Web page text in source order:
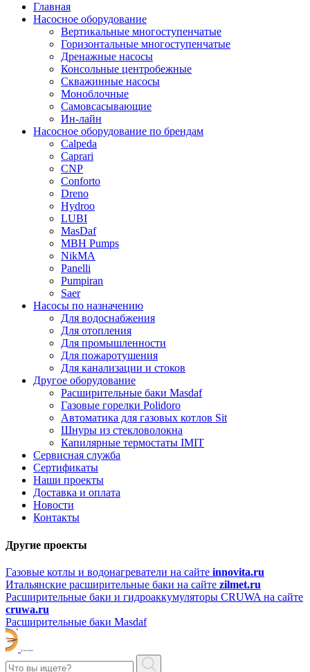
Главная
Насосное оборудование
Вертикальные многоступенчатые
Горизонтальные многоступенчатые
Дренажные насосы
Консольные центробежные
Скважинные насосы
Моноблочные
Самовсасывающие
Ин-лайн
Насосное оборудование по брендам
Calpeda
Caprari
CNP
Conforto
Dreno
Hydroo
LUBI
MasDaf
MBH Pumps
NikMA
Panelli
Pumpiran
Saer
Насосы по назначению
Для водоснабжения
Для отопления
Для промышленности
Для пожаротушения
Для канализации и стоков
Другое оборудование
Расширительные баки Masdaf
Газовые горелки Polidoro
Автоматика для газовых котлов Sit
Шнуры из стекловолокна
Капилярные термостаты IMIT
Сервисная служба
Сертификаты
Наши проекты
Доставка и оплата
Новости
Контакты
Другие проекты
Газовые котлы и водонагреватели на сайте innovita.ru
Итальянские расширительные баки на сайте zilmet.ru
Расширительные баки и гидроаккумуляторы CRUWA на сайте
cruwa.ru
Расширительные баки Masdaf